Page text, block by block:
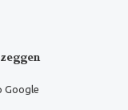
Google